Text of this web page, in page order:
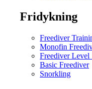
Fridykning
Freediver
Monofin
Freediver Level
Basic Freediver
Snorkling